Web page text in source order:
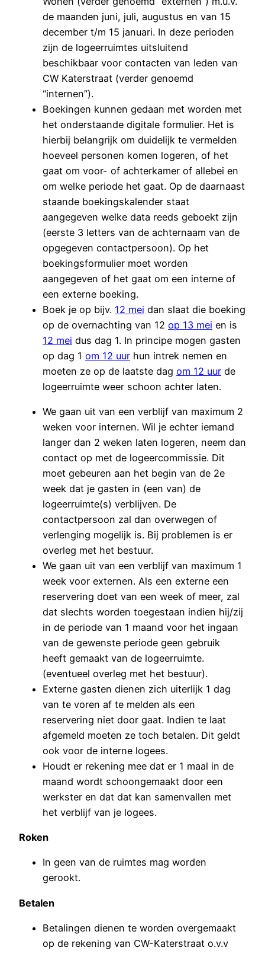
de maanden juni, juli, augustus en van 15
december t/m 15 januari. In deze perioden
zijn de logeerruimtes uitsluitend
beschikbaar voor contacten van leden van
CW Katerstraat (verder genoemd
“internen”).
Boekingen kunnen gedaan met worden met
het onderstaande digitale formulier. Het is
hierbij belangrijk om duidelijk te vermelden
hoeveel personen komen logeren, of het
gaat om voor- of achterkamer of allebei en
om welke periode het gaat. Op de daarnaast
staande boekingskalender staat
aangegeven welke data reeds geboekt zijn
(eerste 3 letters van de achternaam van de
opgegeven contactpersoon). Op het
boekingsformulier moet worden
aangegeven of het gaat om een interne of
een externe boeking.
Boek je op bijv. 12 mei dan slaat die boeking
op de overnachting van 12 op 13 mei en is
12 mei dus dag 1. In principe mogen gasten
op dag 1 om 12 uur hun intrek nemen en
moeten ze op de laatste dag om 12 uur de
logeerruimte weer schoon achter laten.
We gaan uit van een verblijf van maximum 2
weken voor internen. Wil je echter iemand
langer dan 2 weken laten logeren, neem dan
contact op met de logeercommissie. Dit
moet gebeuren aan het begin van de 2e
week dat je gasten in (een van) de
logeerruimte(s) verblijven. De
contactpersoon zal dan overwegen of
verlenging mogelijk is. Bij problemen is er
overleg met het bestuur.
We gaan uit van een verblijf van maximum 1
week voor externen. Als een externe een
reservering doet van een week of meer, zal
dat slechts worden toegestaan indien hij/zij
in de periode van 1 maand voor het ingaan
van de gewenste periode geen gebruik
heeft gemaakt van de logeerruimte.
(eventueel overleg met het bestuur).
Externe gasten dienen zich uiterlijk 1 dag
van te voren af te melden als een
reservering niet door gaat. Indien te laat
afgemeld moeten ze toch betalen. Dit geldt
ook voor de interne logees.
Houdt er rekening mee dat er 1 maal in de
maand wordt schoongemaakt door een
werkster en dat dat kan samenvallen met
het verblijf van je logees.
Roken
In geen van de ruimtes mag worden
gerookt.
Betalen
Betalingen dienen te worden overgemaakt
op de rekening van CW-Katerstraat o.v.v